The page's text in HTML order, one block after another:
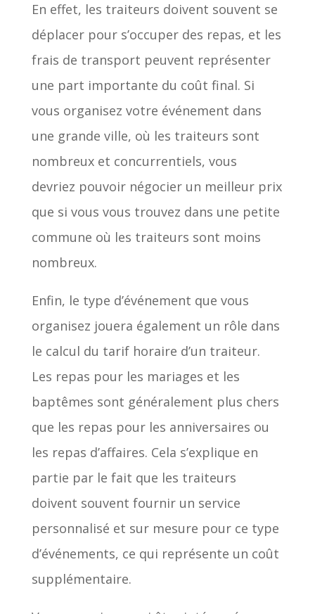
En effet, les traiteurs doivent souvent se
déplacer pour s’occuper des repas, et les
frais de transport peuvent représenter
une part importante du coût final. Si
vous organisez votre événement dans
une grande ville, où les traiteurs sont
nombreux et concurrentiels, vous
devriez pouvoir négocier un meilleur prix
que si vous vous trouvez dans une petite
commune où les traiteurs sont moins
nombreux.
Enfin, le type d’événement que vous
organisez jouera également un rôle dans
le calcul du tarif horaire d’un traiteur.
Les repas pour les mariages et les
baptêmes sont généralement plus chers
que les repas pour les anniversaires ou
les repas d’affaires. Cela s’explique en
partie par le fait que les traiteurs
doivent souvent fournir un service
personnalisé et sur mesure pour ce type
d’événements, ce qui représente un coût
supplémentaire.